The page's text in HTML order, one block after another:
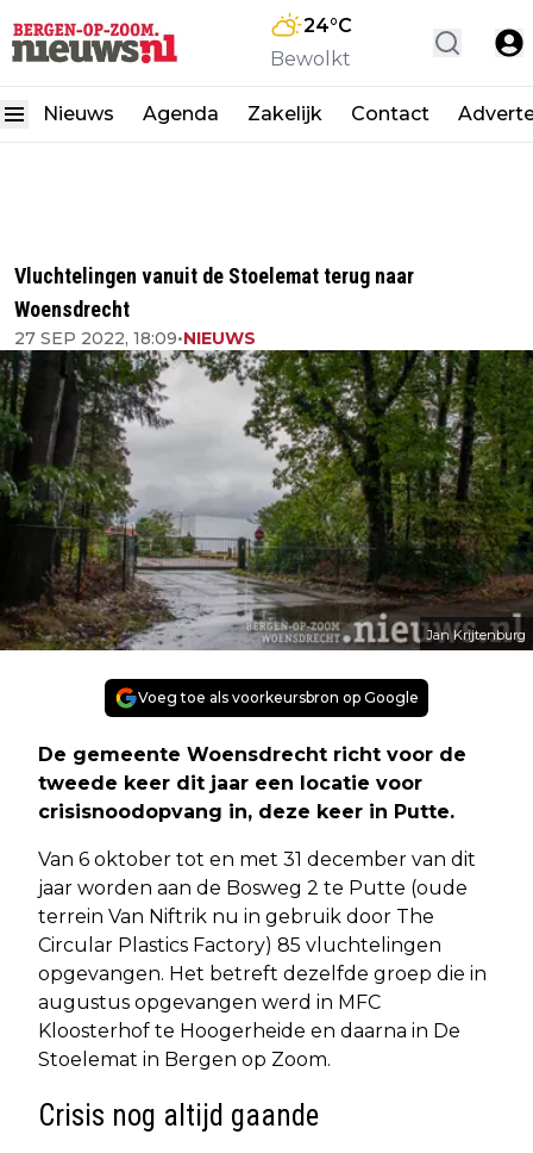
24°C
Bewolkt
Nieuws Agenda Zakelijk Contact
Vluchtelingen vanuit de Stoelemat terug naar
Woensdrecht
27 SEP 2022, 18:09•NIEUWS
Jan Krijtenburg
Voeg toe als voorkeursbron op Google
De gemeente Woensdrecht richt voor de
tweede keer dit jaar een locatie voor
crisisnoodopvang in, deze keer in Putte.
Van 6 oktober tot en met 31 december van dit
jaar worden aan de Bosweg 2 te Putte (oude
terrein Van Niftrik nu in gebruik door The
Circular Plastics Factory) 85 vluchtelingen
opgevangen. Het betreft dezelfde groep die in
augustus opgevangen werd in MFC
Kloosterhof te Hoogerheide en daarna in De
Stoelemat in Bergen op Zoom.
Crisis nog altijd gaande